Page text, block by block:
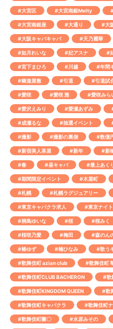
#大宮区 #大宮南銀Melty
#大宮南銀座 #大通り #大
#大阪キャバキャバ #天乃麗華
#如月れいな #妃アスナ #
#宮下まひろ #川越 #年間
#幽遊屋敷 #引退 #引退試
#愛咲 #愛咲 雅 #愛咲みら
#愛沢えみり #愛瀬あずみ
#成瀬るな #抽選イベント
#撮影 #撮影の裏側 #数億
#新宿美人茶屋 #新年 #新
#春 #昼キャバ #最上あく
#期間限定イベント #木屋町
#札幌 #札幌ラグジュアリー
#東京キャバクラ求人 #東京ナイ
#桐島ゆいな #桜 #桜みく
#桜咲乃愛 #梅田 #森のん
#椿ゆず #楠ひなみ #歌う
#歌舞伎町 azian club #歌舞伎町
#歌舞伎町CLUB BACHERON #歌
#歌舞伎町KINGDOM QUEEN #歌
#歌舞伎町キャバクラ #歌舞伎町
#歌舞伎町蘭〇 #水原みその